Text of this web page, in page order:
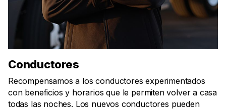
Conductores
Recompensamos a los conductores experimentados
con beneficios y horarios que le permiten volver a casa
todas las noches. Los nuevos conductores pueden